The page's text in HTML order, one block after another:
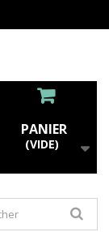
PANIER
(VIDE)